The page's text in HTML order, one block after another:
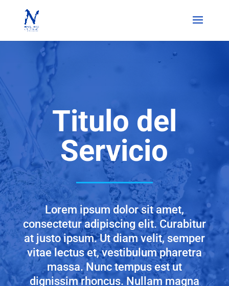
Titulo del
Servicio
Lorem ipsum dolor sit amet,
consectetur adipiscing elit. Curabitur
at justo ipsum. Ut diam velit, semper
vitae lectus et, vestibulum pharetra
massa. Nunc tempus est ut
dignissim rhoncus. Nullam magna